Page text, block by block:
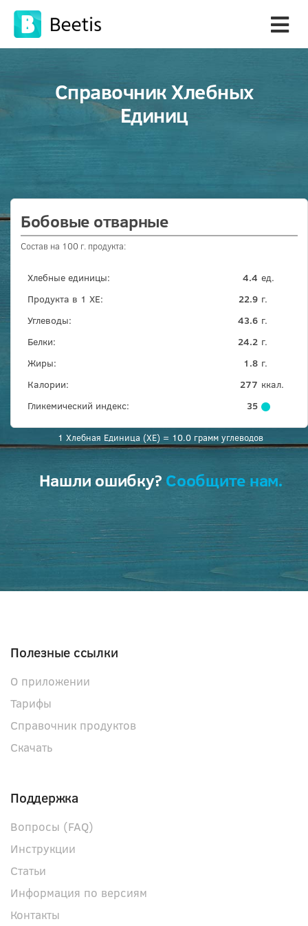
Справочник Хлебных
Единиц
Бобовые отварные
Состав на 100 г. продукта:
Хлебные единицы: ед.
4.4
Продукта в 1 ХЕ:
г.
22.9
Углеводы:
г.
43.6
Белки:
г.
24.2
Жиры:
г.
1.8
Калории:
ккал.
277
Гликемический индекс:
35
1 Хлебная Единица (ХЕ) = 10.0 грамм углеводов
Нашли ошибку?Сообщите нам.
Полезные ссылки
О приложении
Тарифы
Справочник продуктов
Скачать
Поддержка
Вопросы (FAQ)
Инструкции
Статьи
Информация по версиям
Контакты